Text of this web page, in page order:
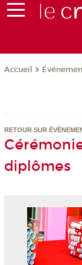
Accueil
RETOUR SUR
diplômes